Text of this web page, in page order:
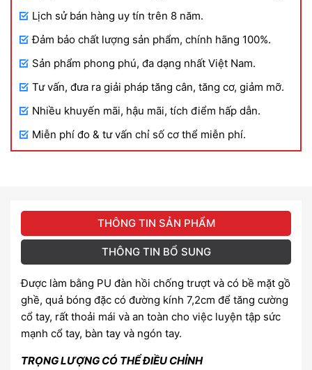
Lịch sử bán hàng uy tín trên 8 năm.
Đảm bảo chất lượng sản phẩm, chính hãng 100%.
Sản phẩm phong phú, đa dạng nhất Việt Nam.
Tư vấn, đưa ra giải pháp tăng cân, tăng cơ, giảm mỡ.
Nhiều khuyến mãi, hậu mãi, tích điểm hấp dẫn.
Miễn phí đo & tư vấn chỉ số cơ thể miễn phí.
THÔNG TIN SẢN PHẨM
THÔNG TIN BỔ SUNG
Được làm bằng PU đàn hồi chống trượt và có bề mặt gồ
ghề, quả bóng đặc có đường kính 7,2cm để tăng cường
cổ tay, rất thoải mái và an toàn cho việc luyện tập sức
mạnh cổ tay, bàn tay và ngón tay.
TRỌNG LƯỢNG CÓ THỂ ĐIỀU CHỈNH